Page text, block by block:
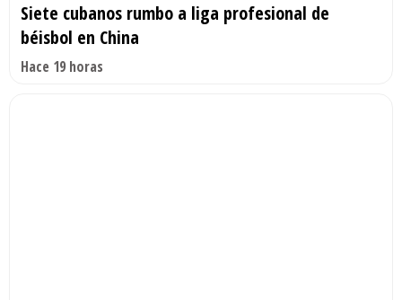
Siete cubanos rumbo a liga profesional de
béisbol en China
Hace 19 horas